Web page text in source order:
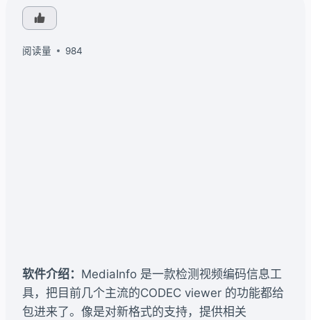
阅读量 984
软件介绍： MediaInfo 是一款检测视频编码信息工
具，把目前几个主流的CODEC viewer 的功能都给
包进来了。像是对新格式的支持，提供相关